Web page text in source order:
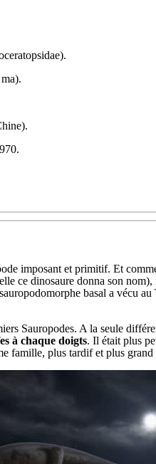
imposant et primitif. Et
ce dinosaure donna son
basal a vécu au
Sauropodes. A la seule
à chaque doigts. Il était plus
famille, plus tardif et plus grand